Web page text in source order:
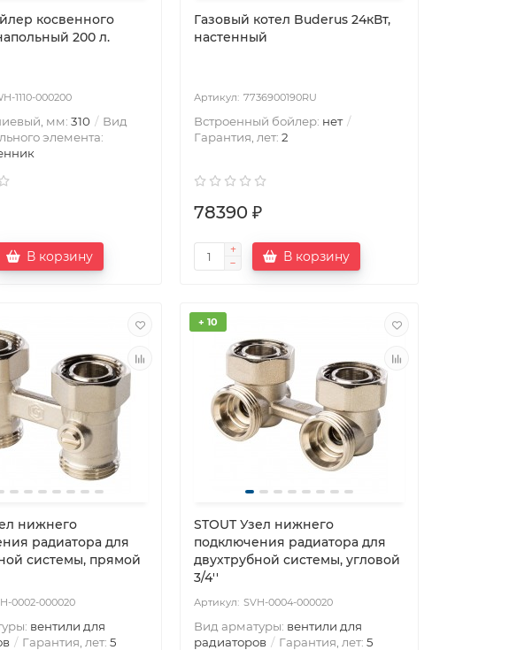
косвенного
200 л.
1110-000200
мм: 310
Вид
элемента:
В корзину
Газовый котел Buderus 24кВт,
настенный
7736900190RU
Встроенный бойлер: нет
Гарантия, лет: 2
78390 ₽
В корзину
нижнего
радиатора для
системы, прямой
0002-000020
вентили для
Гарантия, лет: 5
+ 10
STOUT Узел нижнего
подключения радиатора для
двухтрубной системы, угловой
3/4''
SVH-0004-000020
Вид арматуры: вентили для
радиаторов
Гарантия, лет: 5